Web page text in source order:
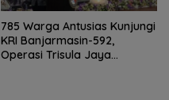
785 Warga Antusias Kunjungi
KRI Banjarmasin-592,
Operasi Trisula Jaya